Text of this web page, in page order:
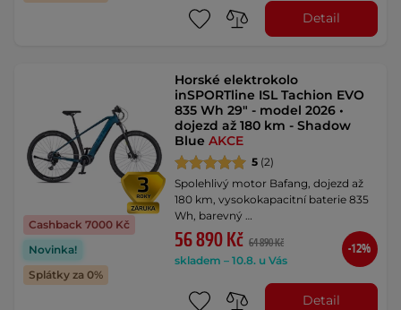
Detail
Cashback 7000 Kč
Novinka!
Splátky za 0%
Horské elektrokolo
inSPORTline ISL Tachion EVO
835 Wh 29" - model 2026 •
dojezd až 180 km - Shadow
BlueAKCE
5 (2)
Spolehlivý motor Bafang, dojezd až
180 km, vysokokapacitní baterie 835
Wh, barevný …
56 890 Kč 64 890 Kč
skladem – 10.8. u Vás
-12%
Detail